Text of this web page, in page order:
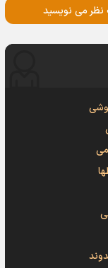
نظر می نویسید